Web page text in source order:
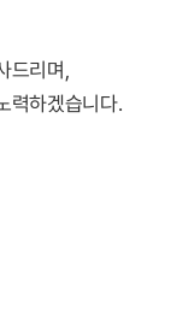
드리며,
력하겠습니다.